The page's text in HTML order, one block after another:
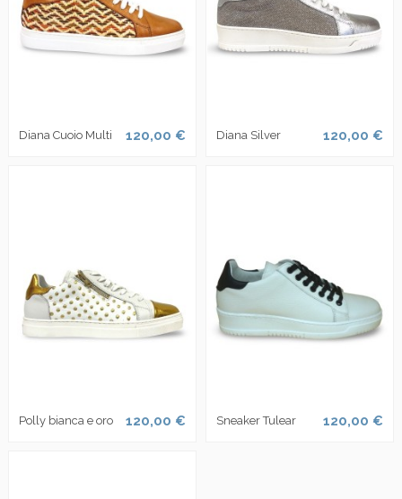
Diana Cuoio Multi 120,00 € Diana Silver 120,00 €
Polly bianca e oro 120,00 € Sneaker Tulear 120,00 €